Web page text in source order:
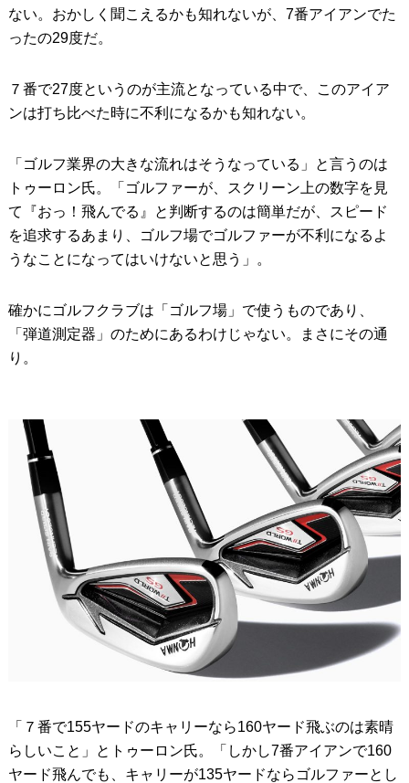
ない。おかしく聞こえるかも知れないが、7番アイアンでた
ったの29度だ。
７番で27度というのが主流となっている中で、このアイア
ンは打ち比べた時に不利になるかも知れない。
「ゴルフ業界の大きな流れはそうなっている」と言うのは
トゥーロン氏。「ゴルファーが、スクリーン上の数字を見
て『おっ！飛んでる』と判断するのは簡単だが、スピード
を追求するあまり、ゴルフ場でゴルファーが不利になるよ
うなことになってはいけないと思う」。
確かにゴルフクラブは「ゴルフ場」で使うものであり、
「弾道測定器」のためにあるわけじゃない。まさにその通
り。
「７番で155ヤードのキャリーなら160ヤード飛ぶのは素晴
らしいこと」とトゥーロン氏。「しかし7番アイアンで160
ヤード飛んでも、キャリーが135ヤードならゴルファーとし